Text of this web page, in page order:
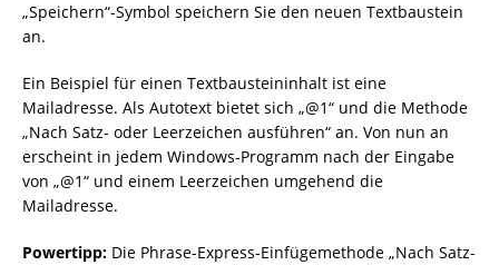
„Speichern“-Symbol speichern Sie den neuen Textbaustein
an.
Ein Beispiel für einen Textbausteininhalt ist eine
Mailadresse. Als Autotext bietet sich „@1“ und die Methode
„Nach Satz- oder Leerzeichen ausführen“ an. Von nun an
erscheint in jedem Windows-Programm nach der Eingabe
von „@1“ und einem Leerzeichen umgehend die
Mailadresse.
Powertipp: Die Phrase-Express-Einfügemethode „Nach Satz-